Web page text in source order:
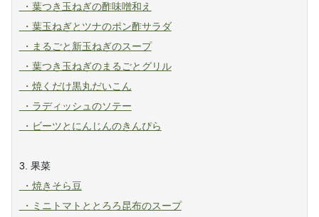
・葉つき玉ねぎの酢味噌和え
・葉玉ねぎとツナのポン酢サラダ
・まるごと新玉ねぎのスープ
・葉つき玉ねぎのまるごとグリル
・焼くだけ黒丸だいこん
・ラディッシュのソテー
・ビーツとにんじんのきんぴら
3. 果菜
・焼きそら豆
・ミニトマトととろろ昆布のスープ